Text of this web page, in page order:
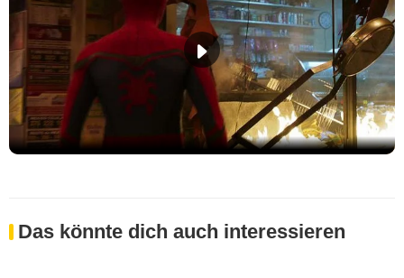
Das könnte dich auch interessieren